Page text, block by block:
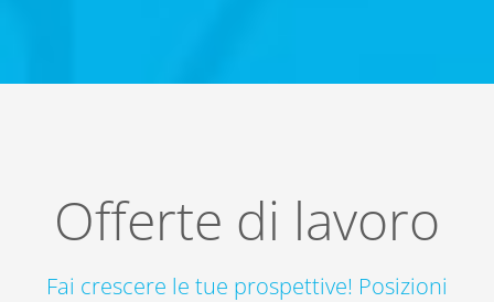
Offerte di lavoro
Fai crescere le tue prospettive! Posizioni